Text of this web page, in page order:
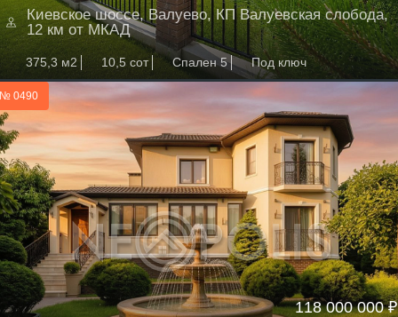
Киевское шоссе, Валуево, КП Валуевская слобода,
12 км от МКАД
375,3 м2 10,5 сот Спален 5 Под ключ
№ 0490
118 000 000 ₽